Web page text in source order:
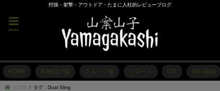
狩猟・射撃・アウトドア・たまに人柱的レビューブログ
menu
HOME 単独忍び猟 グループ猟 リロード DIY Site Map
タグ : Dual Sling